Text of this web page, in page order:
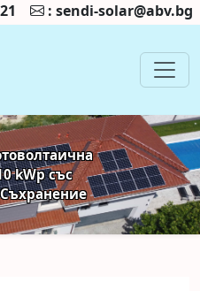
: sendi-solar@abv.bg
kWp със